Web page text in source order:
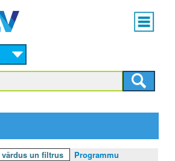
Main
menu
un filtrus
Programmu